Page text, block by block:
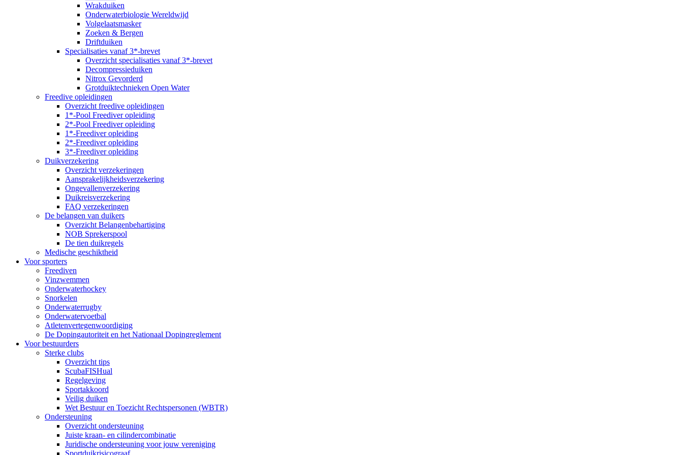
Wrakduiken
Onderwaterbiologie Wereldwijd
Volgelaatsmasker
Zoeken & Bergen
Driftduiken
Specialisaties vanaf 3*-brevet
Overzicht specialisaties vanaf 3*-brevet
Decompressieduiken
Nitrox Gevorderd
Grotduiktechnieken Open Water
Freedive opleidingen
Overzicht freedive opleidingen
1*-Pool Freediver opleiding
2*-Pool Freediver opleiding
1*-Freediver opleiding
2*-Freediver opleiding
3*-Freediver opleiding
Duikverzekering
Overzicht verzekeringen
Aansprakelijkheidsverzekering
Ongevallenverzekering
Duikreisverzekering
FAQ verzekeringen
De belangen van duikers
Overzicht Belangenbehartiging
NOB Sprekerspool
De tien duikregels
Medische geschiktheid
Voor sporters
Freediven
Vinzwemmen
Onderwaterhockey
Snorkelen
Onderwaterrugby
Onderwatervoetbal
Atletenvertegenwoordiging
De Dopingautoriteit en het Nationaal Dopingreglement
Voor bestuurders
Sterke clubs
Overzicht tips
ScubaFISHual
Regelgeving
Sportakkoord
Veilig duiken
Wet Bestuur en Toezicht Rechtspersonen (WBTR)
Ondersteuning
Overzicht ondersteuning
Juiste kraan- en cilindercombinatie
Juridische ondersteuning voor jouw vereniging
Sportduikrisicograaf